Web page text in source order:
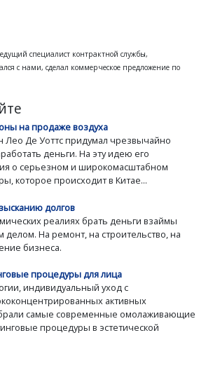
специалист контрактной службы,
с нами, сделал коммерческое предложение по
на продаже воздуха
Лео Де Уоттс придумал чрезвычайно
деньги. На эту идею его
о серьезном и широкомасштабном
которое происходит в Китае...
долгов
реалиях брать деньги взаймы
На ремонт, на строительство, на
бизнеса.
процедуры для лица
индивидуальный уход с
активных
самые современные омолаживающие
процедуры в эстетической